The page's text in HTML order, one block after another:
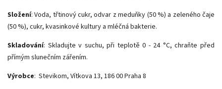
Složení: Voda, třtinový cukr, odvar z meduňky (50 %) a zeleného čaje
(50 %), cukr, kvasinkové kultury a mléčná bakterie.
Skladování: Skladujte v suchu, při teplotě 0 - 24 °C, chraňte před
přímým slunečním zářením.
Výrobce: Stevikom, Vítkova 13, 186 00 Praha 8